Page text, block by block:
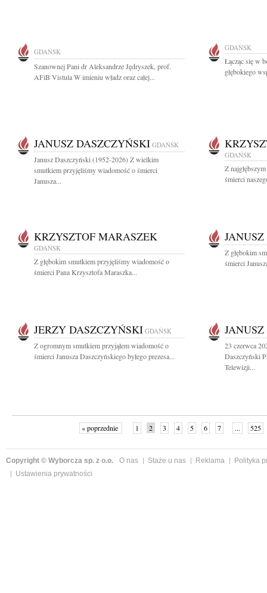
GDAŃSK
Szanownej Pani dr Aleksandrze Jędryszek, prof.
AFiB Vistula W imieniu władz oraz całej...
GDAŃSK
Łącząc się w
głębokiego
JANUSZ DASZCZYŃSKI GDAŃSK
Janusz Daszczyński (1952-2026) Z wielkim
smutkiem przyjęliśmy wiadomość o śmierci
Janusza...
GDAŃSK
Z
śmierci
KRZYSZTOF MARASZEK
GDAŃSK
Z głębokim smutkiem przyjęliśmy wiadomość o
śmierci Pana Krzysztofa Maraszka...
Z głębokim
śmierci
JERZY DASZCZYŃSKI GDAŃSK
Z ogromnym smutkiem przyjąłem wiadomość o
śmierci Janusza Daszczyńskiego byłego prezesa...
23 czerwca
Daszczyński
Telewizji...
« poprzednie 1 2 3 4 5 6 7 ... 525
Copyright © Wyborcza sp. z o.o. O nas Staże u nas Reklama
Polityka
Ustawienia prywatności